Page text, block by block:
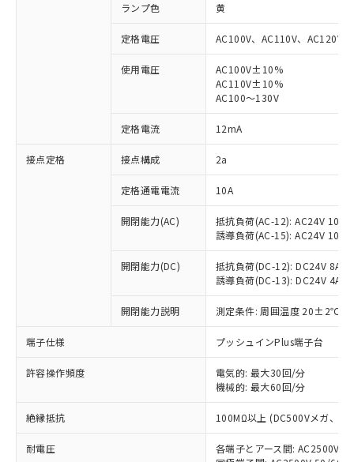
ランプ色 黄
定格電圧 AC100V、AC110V、AC120V
使用電圧
AC100V±10%
AC110V±10%
AC100～130V
定格電流 12mA
接点定格 接点構成 2a
定格通電電流 10A
開閉能力(AC)
抵抗負荷(AC-12): AC24V 10A/
誘導負荷(AC-15): AC24V
開閉能力(DC)
抵抗負荷(DC-12): DC24V 8A/
誘導負荷(DC-13): DC24V 4A/
開閉能力説明 測定条件: 周囲温度 20±2℃、
端子仕様 プッシュインPlus端子台
許容操作頻度
電気的: 最大30回/分
機械的: 最大60回/分
絶縁抵抗 100MΩ以上 (DC500Vメガ、点
耐電圧
各端子とアース間: AC2500V
ご利用条件
以下の条件をお読みいただき、同意のうえ
本サービスは、当社制御機器事業取扱
商品の当社在庫状況および標準価格
(税抜)を提供させていただくもので
当社制御機器事業取扱商品の中には、
本サービスの対象外となる商品もある
ことをご了承ください。
在庫状況および標準価格照会結果は、
記載している更新日時点での社内デー
タに基づき作成されるものであり、閲
準価格とは異なる場合があることをご
対応済み：EU RoHS指令（10物質）の
非含有に対応した製品が提供可能な商品で
対応予定：EU RoHS指令（10物質）の非含
有に対応した製品に切り替える予定のある
対応予定なし：EU RoHS指令（10物質）の
非含有に非対応の商品で、対応品を出す予
調査・確認中：EU RoHS指令（10物質）の
非含有の対応状況を調査中または確認中の
非該当品：ライセンス料など無形物で、有
害物質有無と関係のない商品です。
仕入先様の事情により、非含有部品として
いたものが、含有品と判明した場合などや
むを得ず変更することがあります。
*EU RoHS指令（10物質）：
鉛(Pb) 1000ppm以下、 水銀(Hg) 1000ppm以下、 カド
六価クロム(Cr(Ⅵ)) 1000ppm以下、ポリ臭化ビフェニル
「○」：最大均質材料含有率が中国RoHSの
基準値以下であることを示します。
「×」：最大均質材料含有率が中国RoHSの
基準値を超えていることを示します。
「－」：未確認です。当社販売部門へお問
当社は、これら貴社製品のうち、外国
為替および外国貿易法に定める商品
（以下｢規制貨物等」という）を輸出
または国外への提供する場合は、日本
国政府の輸出許可(または役務取引許
可)を取得するなどの必要な手続きを